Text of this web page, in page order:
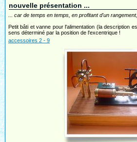
nouvelle présentation ...
... car de temps en temps, en profitant d'un
Petit bâti et vanne pour l'alimentation (la description
sens déterminé par la position de l'excentrique !
accessoires 2 - 9